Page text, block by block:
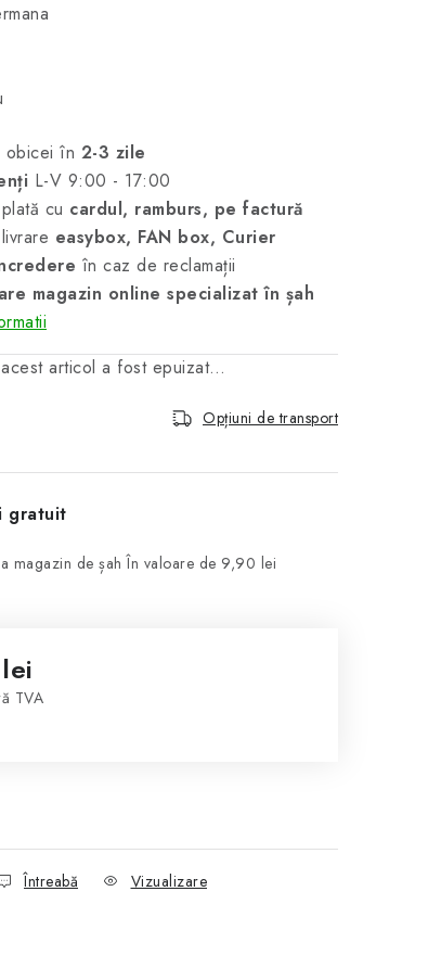
obicei în 2-3 zile
L-V 9:00 - 17:00
cu cardul, ramburs, pe factură
easybox, FAN box, Curier
în caz de reclamații
magazin online specializat în șah
articol a fost epuizat…
Opțiuni de transport
gratuit
magazin de șahÎn valoare de 9,90 lei
TVA
Întreabă
Vizualizare